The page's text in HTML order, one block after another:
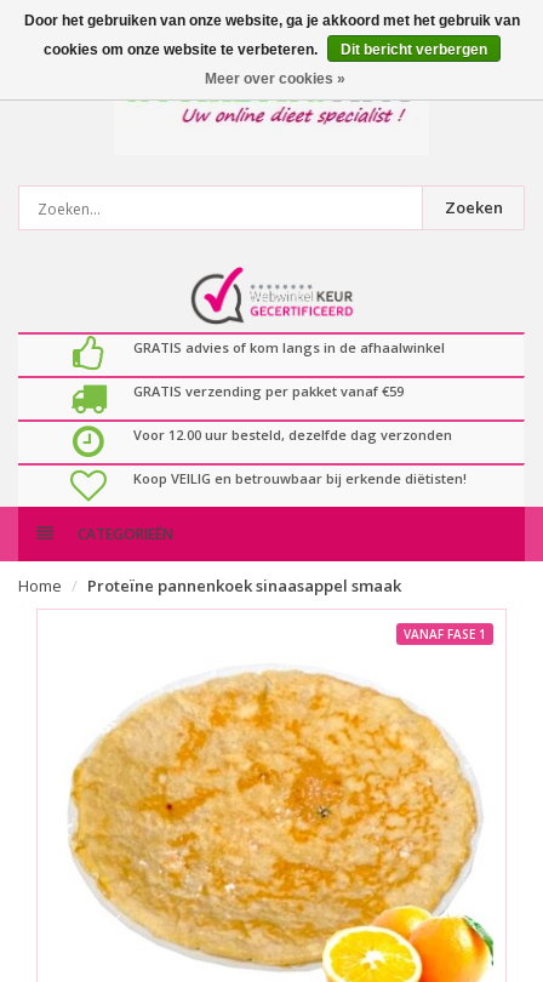
0artikelen
Zoeken
GRATIS advies of kom langs in de afhaalwinkel
GRATIS verzending per pakket vanaf €59
Voor 12.00 uur besteld, dezelfde dag verzonden
Koop VEILIG en betrouwbaar bij erkende diëtisten!
CATEGORIEËN
Home Proteïne pannenkoek sinaasappel smaak
VANAF FASE 1
Door het gebruiken van onze website, ga je akkoord met het gebruik van
cookies om onze website te verbeteren.
Dit bericht verbergen
Meer over cookies »